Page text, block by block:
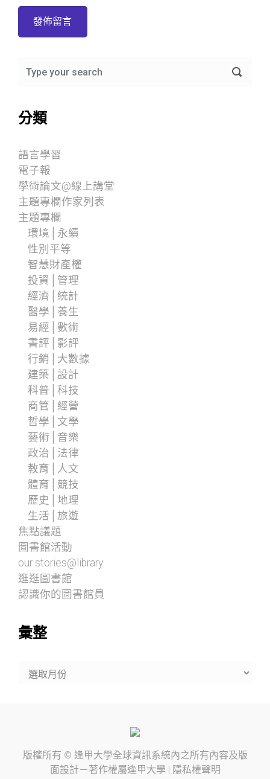
分類
語言學習
電子報
學術論文@線上講堂
主題專欄作家列表
主題專欄
環境│永續
性別平等
智慧財產權
投資│管理
經濟│統計
醫學│養生
易經│數術
書評│影評
行銷│大數據
建築│設計
科普│科技
商管│經營
哲學│文學
藝術│音樂
政治│法律
教育│人文
體育│競技
歷史│地理
生活│旅遊
焦點議題
圖書館活動
our stories@library
逛逛圖書館
認識你的圖書館員
彙整
版權所有 © 逢甲大學全球資訊系統內之所有內容及版
面設計－著作權屬逢甲大學 隱私權聲明